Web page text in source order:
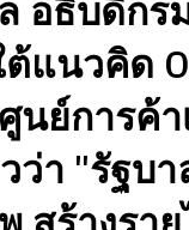
อธิบดีก
แนวคิด
ย์การค้า
ว่า "รัฐบ